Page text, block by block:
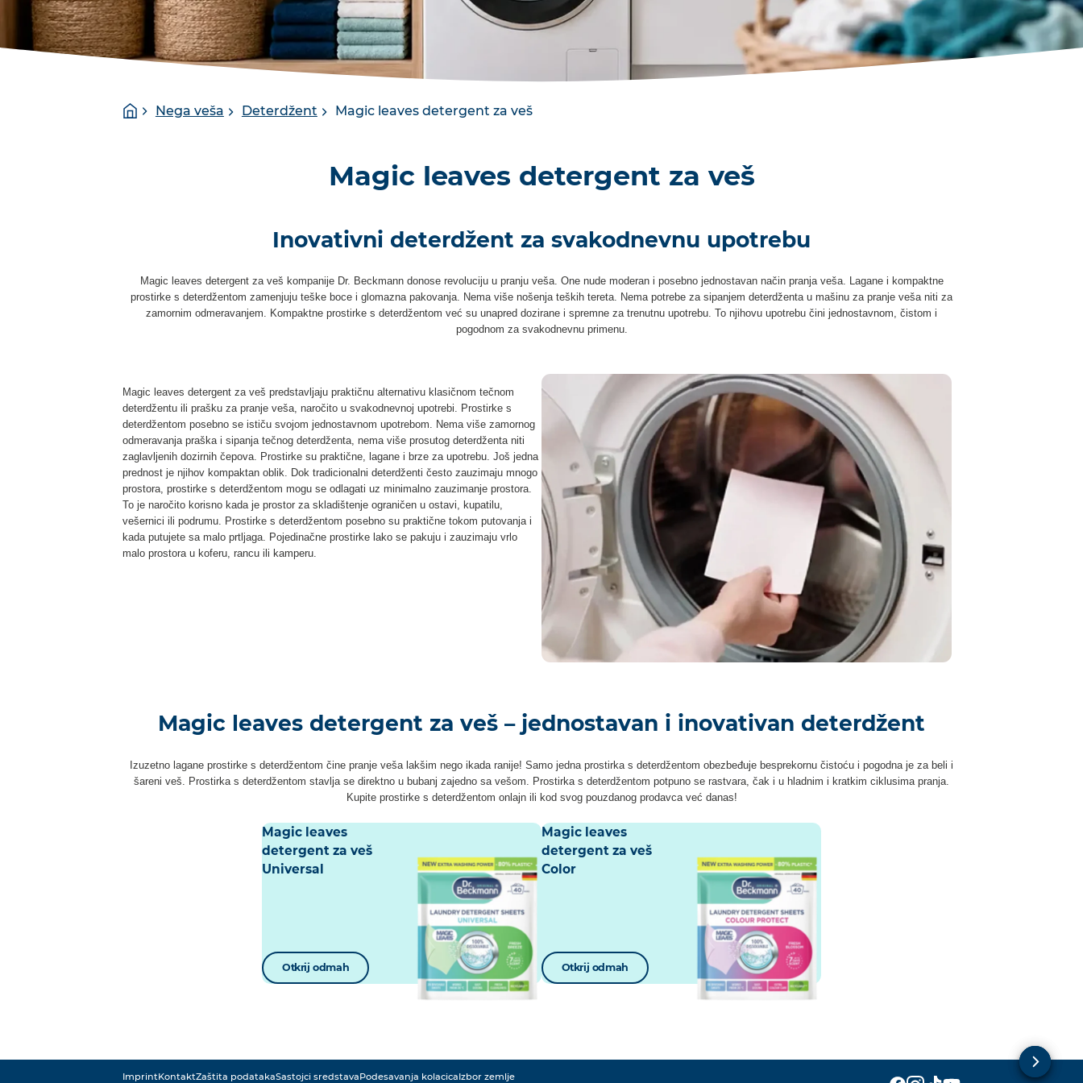
You
are
Homepage
Nega veša Deterdžent Magic leaves detergent za veš
Magic leaves detergent za veš
Inovativni deterdžent za svakodnevnu upotrebu
Magic leaves detergent za veš kompanije Dr. Beckmann donose revoluciju u pranju veša. One nude moderan i posebno jednostavan način pranja veša. Lagane i kompaktne
prostirke s deterdžentom zamenjuju teške boce i glomazna pakovanja. Nema više nošenja teških tereta. Nema potrebe za sipanjem deterdženta u mašinu za pranje veša niti za
zamornim odmeravanjem. Kompaktne prostirke s deterdžentom već su unapred dozirane i spremne za trenutnu upotrebu. To njihovu upotrebu čini jednostavnom, čistom i
pogodnom za svakodnevnu primenu.
Magic leaves detergent za veš predstavljaju praktičnu alternativu klasičnom tečnom
deterdžentu ili prašku za pranje veša, naročito u svakodnevnoj upotrebi. Prostirke s
deterdžentom posebno se ističu svojom jednostavnom upotrebom. Nema više zamornog
odmeravanja praška i sipanja tečnog deterdženta, nema više prosutog deterdženta niti
zaglavljenih dozirnih čepova. Prostirke su praktične, lagane i brze za upotrebu. Još jedna
prednost je njihov kompaktan oblik. Dok tradicionalni deterdženti često zauzimaju mnogo
prostora, prostirke s deterdžentom mogu se odlagati uz minimalno zauzimanje prostora.
To je naročito korisno kada je prostor za skladištenje ograničen u ostavi, kupatilu,
vešernici ili podrumu. Prostirke s deterdžentom posebno su praktične tokom putovanja i
kada putujete sa malo prtljaga. Pojedinačne prostirke lako se pakuju i zauzimaju vrlo
malo prostora u koferu, rancu ili kamperu.
Magic leaves detergent za veš – jednostavan i inovativan deterdžent
Izuzetno lagane prostirke s deterdžentom čine pranje veša lakšim nego ikada ranije! Samo jedna prostirka s deterdžentom obezbeđuje besprekornu čistoću i pogodna je za beli i
šareni veš. Prostirka s deterdžentom stavlja se direktno u bubanj zajedno sa vešom. Prostirka s deterdžentom potpuno se rastvara, čak i u hladnim i kratkim ciklusima pranja.
Kupite prostirke s deterdžentom onlajn ili kod svog pouzdanog prodavca već danas!
Magic leaves
detergent za veš
Universal
Otkrij odmah
Magic leaves
detergent za veš
Color
Otkrij odmah
ImprintKontaktZaštita podatakaSastojci sredstavaPodesavanja kolacicaIzbor zemlje